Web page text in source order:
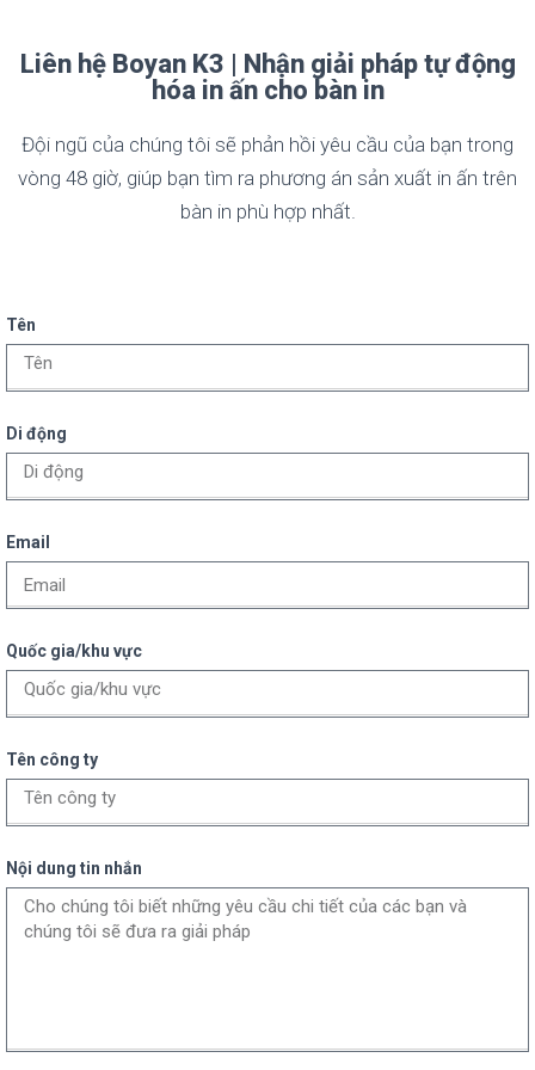
Liên hệ Boyan K3 | Nhận giải pháp tự động
hóa in ấn cho bàn in
Đội ngũ của chúng tôi sẽ phản hồi yêu cầu của bạn trong
vòng 48 giờ, giúp bạn tìm ra phương án sản xuất in ấn trên
bàn in phù hợp nhất.
Tên
Di động
Email
Quốc gia/khu vực
Tên công ty
Nội dung tin nhắn